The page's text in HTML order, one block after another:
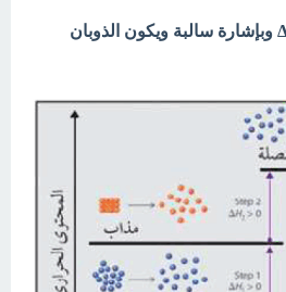
< 0 وبإشارة سالبة ويكون الذوبان